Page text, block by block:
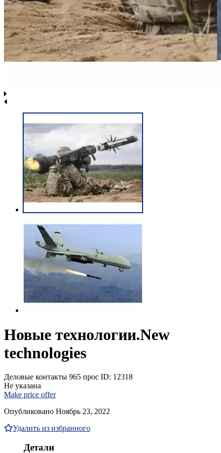
Новые технологии.New
technologies
Деловые контакты 965 прос ID: 12318
Не указана
Make price offer
Опубликовано Ноябрь 23, 2022
Удалить из избранного
Детали